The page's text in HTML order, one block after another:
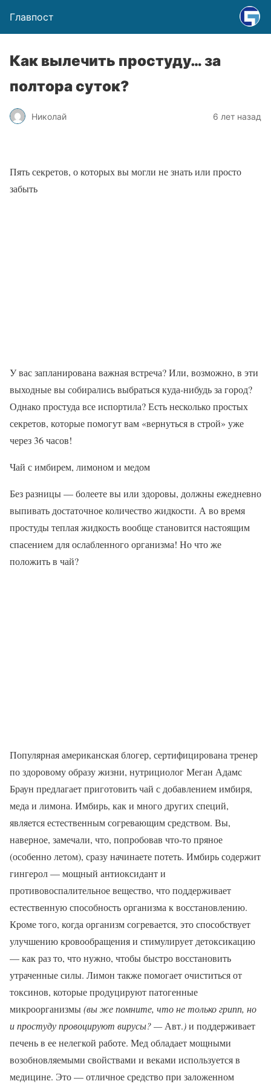
Главпост
Как вылечить простуду… за
полтора суток?
Николай 6 лет назад
Пять секретов, о которых вы могли не знать или просто
забыть
У вас запланирована важная встреча? Или, возможно, в эти
выходные вы собирались выбраться куда-нибудь за город?
Однако простуда все испортила? Есть несколько простых
секретов, которые помогут вам «вернуться в строй» уже
через 36 часов!
Чай с имбирем, лимоном и медом
Без разницы — болеете вы или здоровы, должны ежедневно
выпивать достаточное количество жидкости. А во время
простуды теплая жидкость вообще становится настоящим
спасением для ослабленного организма! Но что же
положить в чай?
Популярная американская блогер, сертифицирована тренер
по здоровому образу жизни, нутрициолог Меган Адамс
Браун предлагает приготовить чай с добавлением имбиря,
меда и лимона. Имбирь, как и много других специй,
является естественным согревающим средством. Вы,
наверное, замечали, что, попробовав что-то пряное
(особенно летом), сразу начинаете потеть. Имбирь содержит
гингерол — мощный антиоксидант и
противовоспалительное вещество, что поддерживает
естественную способность организма к восстановлению.
Кроме того, когда организм согревается, это способствует
улучшению кровообращения и стимулирует детоксикацию
— как раз то, что нужно, чтобы быстро восстановить
утраченные силы. Лимон также помогает очиститься от
токсинов, которые продуцируют патогенные
микроорганизмы(вы же помните, что не только грипп, но
и простуду провоцируют вирусы? —Авт.)и поддерживает
печень в ее нелегкой работе. Мед обладает мощными
возобновляемыми свойствами и веками используется в
медицине. Это — отличное средство при заложенном